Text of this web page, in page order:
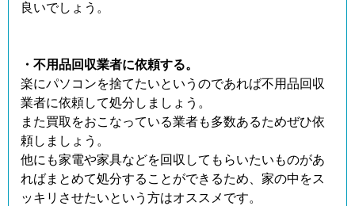
良いでしょう。
・不用品回収業者に依頼する。
楽にパソコンを捨てたいというのであれば不用品回収
業者に依頼して処分しましょう。
また買取をおこなっている業者も多数あるためぜひ依
頼しましょう。
他にも家電や家具などを回収してもらいたいものがあ
ればまとめて処分することができるため、家の中をス
ッキリさせたいという方はオススメです。